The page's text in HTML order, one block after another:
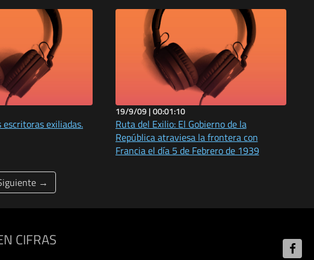
exiliadas.
19/9/09 |00:01:10
Ruta del Exilio: El Gobierno de la
República atraviesa la frontera con
Francia el día 5 de Febrero de 1939
→
CIFRAS